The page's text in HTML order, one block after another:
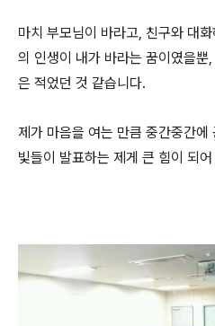
마치 부모님이 바라고, 친구와 대
의 인생이 내가 바라는 꿈이였을뿐
은 적었던 것 같습니다.
제가 마음을 여는 만큼 중간중간
빛들이 발표하는 제게 큰 힘이 되